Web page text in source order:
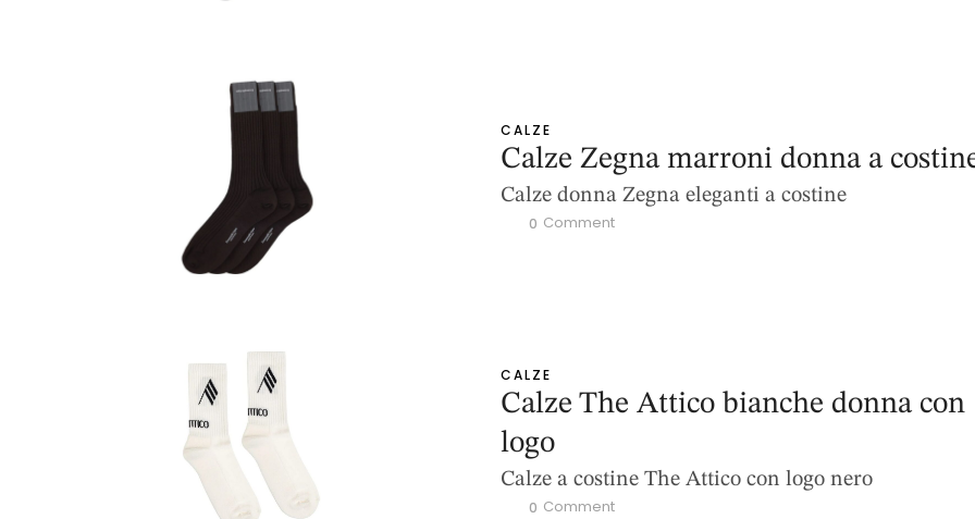
CALZE
Calze Zegna marroni donna a
Calze donna Zegna eleganti a costine
0 Comment
CALZE
Calze The Attico bianche donna con
logo
Calze a costine The Attico con logo nero
0 Comment